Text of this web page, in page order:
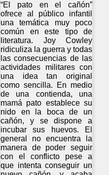
“El pato en el cañón”
ofrece al público infantil
una temática muy poco
común en este tipo de
literatura. Joy Cowley
ridiculiza la guerra y todas
las consecuencias de las
actividades militares con
una idea tan original
como sencilla. En medio
de una contienda, una
mamá pato establece su
nido en la boca de un
cañón, y se dispone a
incubar sus huevos. El
general no encuentra la
manera de poder seguir
con el conflicto pese a
que intenta conseguir un